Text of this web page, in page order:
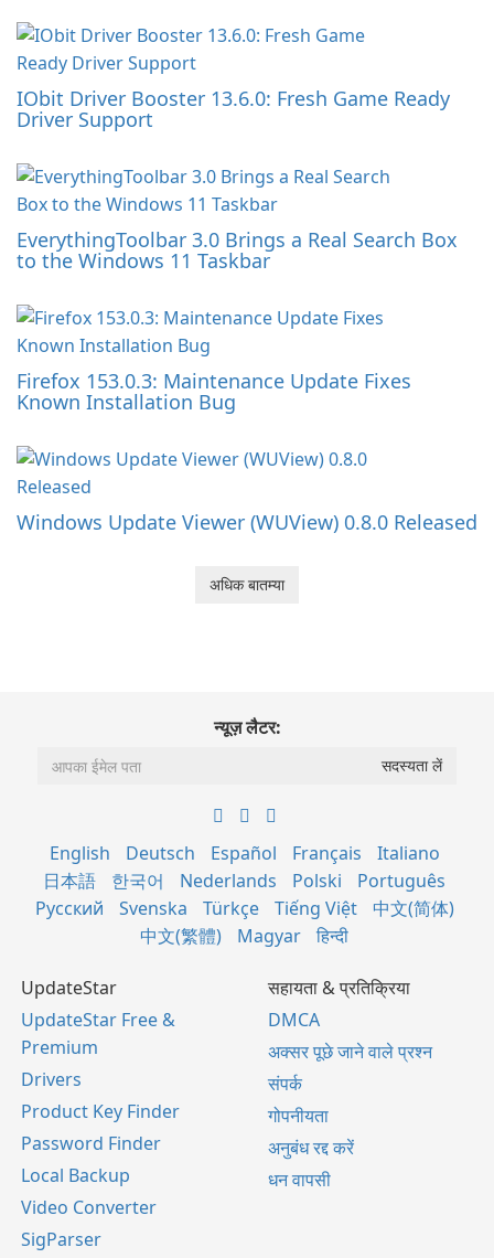
IObit Driver Booster 13.6.0: Fresh Game Ready
Driver Support
EverythingToolbar 3.0 Brings a Real Search Box
to the Windows 11 Taskbar
Firefox 153.0.3: Maintenance Update Fixes
Known Installation Bug
Windows Update Viewer (WUView) 0.8.0 Released
अधिक बातम्या
न्यूज़ लैटर:
English Deutsch Español Français
Italiano
日本語
한국어 Nederlands Polski
Português
Русский
Svenska Türkçe Tiếng Việt
中文(简体)
中文(繁體)
Magyar हिन्दी
UpdateStar
UpdateStar Free &
Premium
Drivers
Product Key Finder
Password Finder
Local Backup
Video Converter
SigParser
सहायता & प्रतिक्रिया
DMCA
अक्सर पूछे जाने वाले प्रश्न
संपर्क
गोपनीयता
अनुबंध रद्द करें
धन वापसी